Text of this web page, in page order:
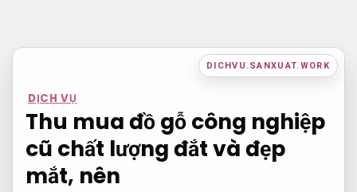
nội
DICHVU.SANXUAT.WORK
DỊCH VỤ
Thu mua đồ gỗ công nghiệp
cũ chất lượng đắt và đẹp
mắt, nên